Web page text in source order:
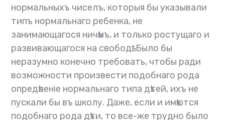
нормальныхъ чиселъ, которыя бы указывали
типъ нормальнаго ребенка, не
занимающагося ничѣмъ, и только ростущаго и
развивающагося на свободѣ. Было бы
неразумно конечно требовать, чтобы ради
возможности произвести подобнаго рода
опредѣленіе нормальнаго типа дѣтей, ихъ не
пускали бы въ школу. Даже, если и имѣются
подобнаго рода дѣти, то все-же трудно было